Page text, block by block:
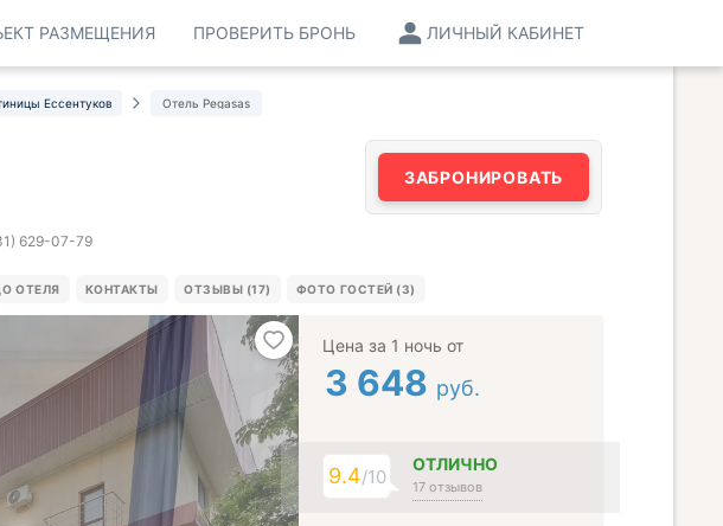
ЛИЧНЫЙ КАБИНЕТ
ПРОВЕРИТЬ БРОНЬ
РАЗМЕЩЕНИЯ
Ессентуков Отель Pegasas
629-07-79
ЗАБРОНИРОВАТЬ
ОТЕЛЯ КОНТАКТЫ ОТЗЫВЫ (17) ФОТО ГОСТЕЙ (3)
Цена за 1 ночь от
3 648 руб.
9.4/10
ОТЛИЧНО
17 отзывов